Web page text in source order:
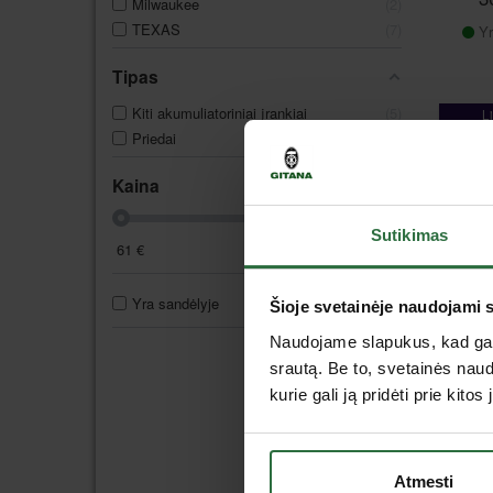
Sutikimas
Šioje svetainėje naudojami
Naudojame slapukus, kad
srautą. Be to, svetainės
kurie gali ją pridėti prie kitos
Atmesti
Milwaukee
TEXAS
Tipas
Kiti akumuliatoriniai įrankiai
Priedai
Kaina
61 €
Yra sandėlyje 12